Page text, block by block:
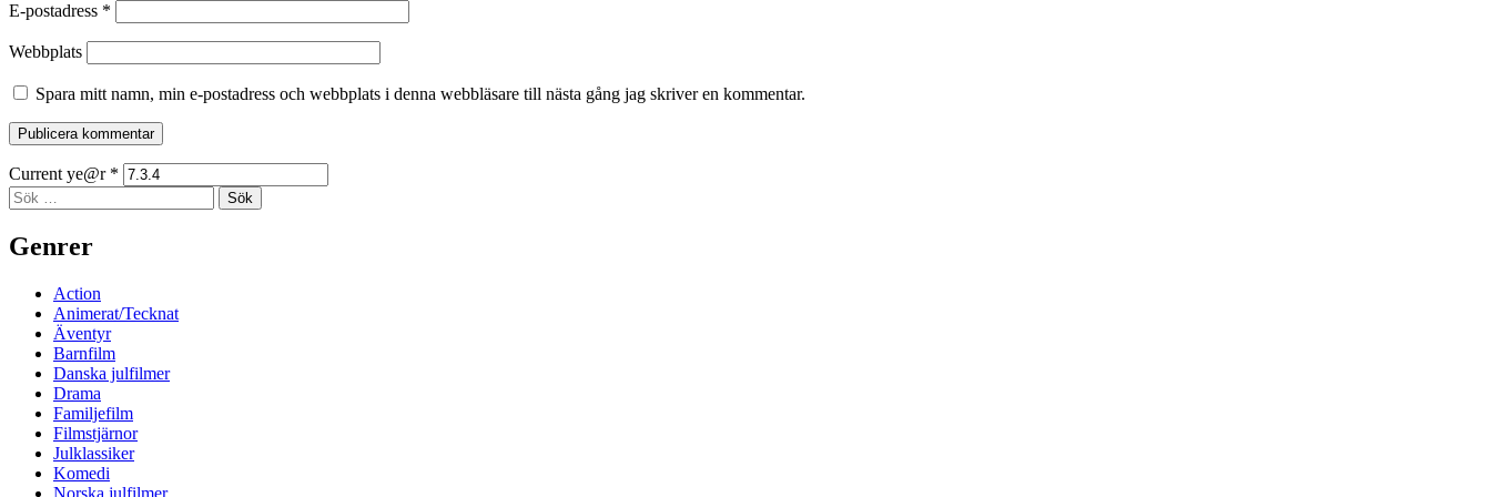
E-postadress *
Webbplats
Spara mitt namn, min e-postadress och webbplats i denna webbläsare till nästa gång jag skriver en kommentar.
Current ye@r *
Sidopanel
Sök
efter:
Genrer
Action
Animerat/Tecknat
Äventyr
Barnfilm
Danska julfilmer
Drama
Familjefilm
Filmstjärnor
Julklassiker
Komedi
Norska julfilmer